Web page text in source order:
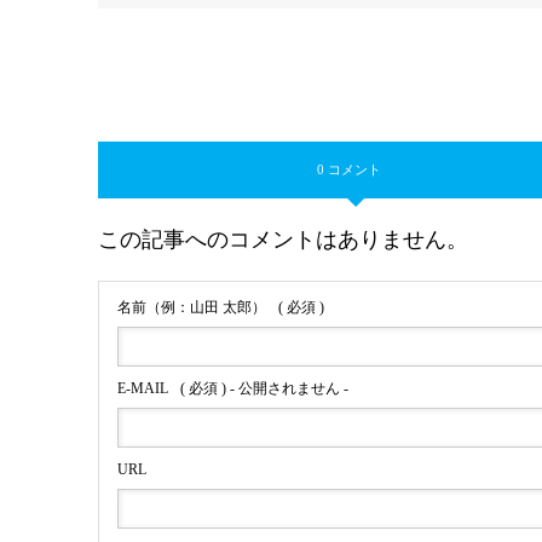
0 コメント
この記事へのコメントはありません。
名前（例：山田 太郎） ( 必須 )
E-MAIL ( 必須 ) - 公開されません -
URL